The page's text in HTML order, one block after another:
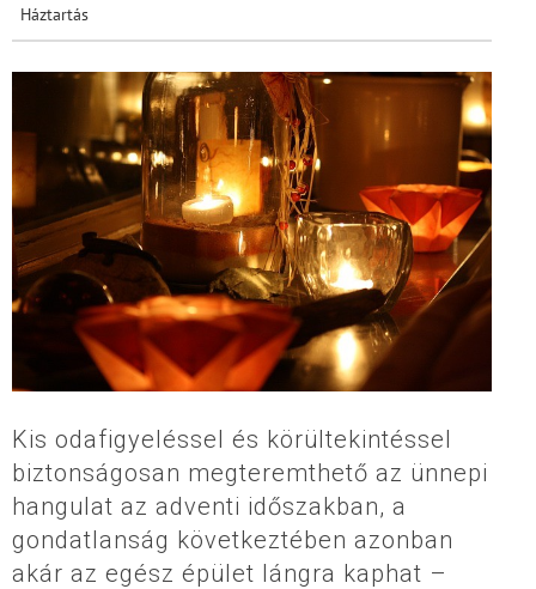
Háztartás
Kis odafigyeléssel és körültekintéssel
biztonságosan megteremthető az ünnepi
hangulat az adventi időszakban, a
gondatlanság következtében azonban
akár az egész épület lángra kaphat –